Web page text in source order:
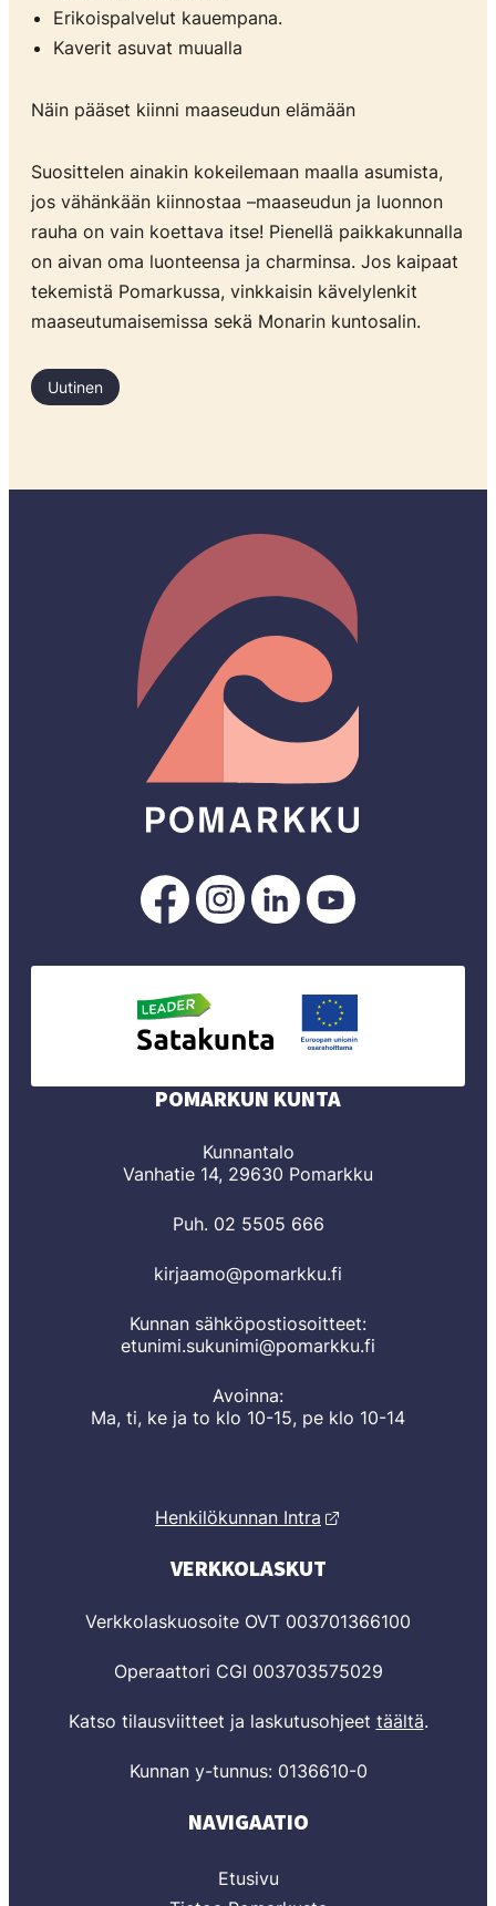
Erikoispalvelut kauempana.
Kaverit asuvat muualla
Näin pääset kiinni maaseudun elämään
Suosittelen ainakin kokeilemaan maalla asumista,
jos vähänkään kiinnostaa –maaseudun ja luonnon
rauha on vain koettava itse! Pienellä paikkakunnalla
on aivan oma luonteensa ja charminsa. Jos kaipaat
tekemistä Pomarkussa, vinkkaisin kävelylenkit
maaseutumaisemissa sekä Monarin kuntosalin.
Uutinen
Pomarkku
Facebookissa
Pomarkku
Instagramissa
Pomarkku
LinkedInissä
POMARKUN KUNTA
Kunnantalo
Vanhatie 14, 29630 Pomarkku
Puh. 02 5505 666
kirjaamo@pomarkku.fi
Kunnan sähköpostiosoitteet:
etunimi.sukunimi@pomarkku.fi
Avoinna:
Ma, ti, ke ja to klo 10-15, pe klo 10-14
Henkilökunnan Intra
VERKKOLASKUT
Verkkolaskuosoite OVT 003701366100
Operaattori CGI 003703575029
Katso tilausviitteet ja laskutusohjeet täältä.
Kunnan y-tunnus: 0136610-0
NAVIGAATIO
Etusivu